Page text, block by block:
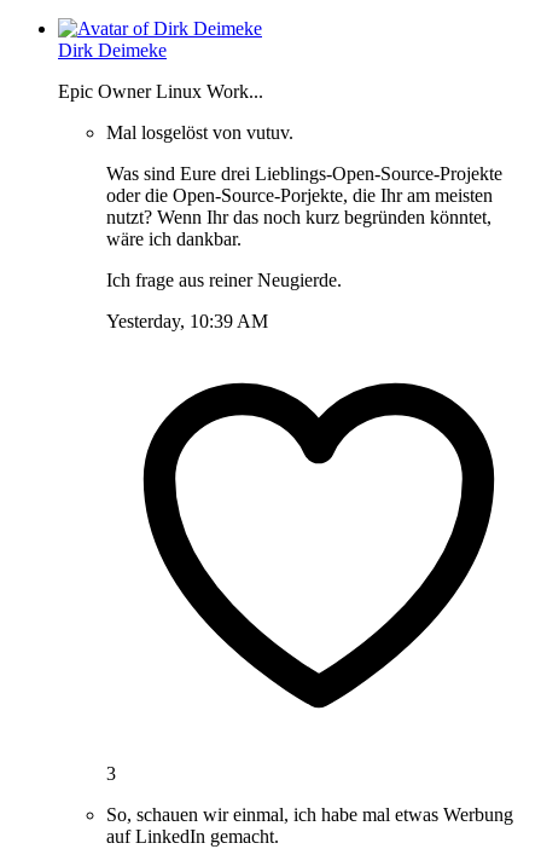
Dirk Deimeke
Epic Owner Linux Work...
Mal losgelöst von vutuv.
Was sind Eure drei Lieblings-Open-Source-Projekte
oder die Open-Source-Porjekte, die Ihr am meisten
nutzt? Wenn Ihr das noch kurz begründen könntet,
wäre ich dankbar.
Ich frage aus reiner Neugierde.
Yesterday, 10:39 AM
3
So, schauen wir einmal, ich habe mal etwas Werbung
auf LinkedIn gemacht.